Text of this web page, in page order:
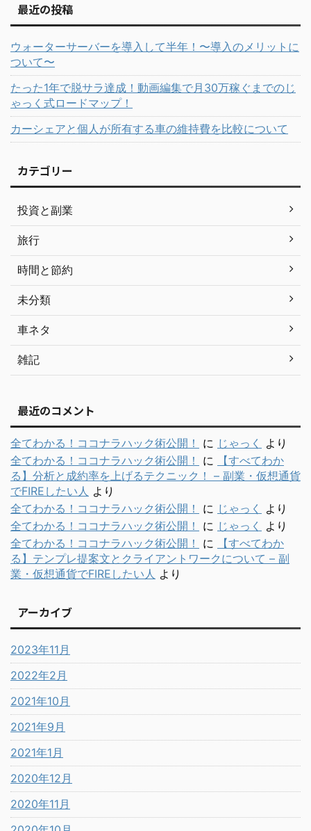
最近の投稿
ウォーターサーバーを導入して半年！〜導入のメリットに
ついて〜
たった1年で脱サラ達成！動画編集で月30万稼ぐまでのじ
ゃっく式ロードマップ！
カーシェアと個人が所有する車の維持費を比較について
カテゴリー
投資と副業
旅行
時間と節約
未分類
車ネタ
雑記
最近のコメント
全てわかる！ココナラハック術公開！ に じゃっく
より
全てわかる！ココナラハック術公開！
に
【すべてわか
る】分析と成約率を上げるテクニック！ – 副業・仮想通貨
でFIREしたい人 より
全てわかる！ココナラハック術公開！
に じゃっく
より
全てわかる！ココナラハック術公開！
に じゃっく
より
全てわかる！ココナラハック術公開！
に
【すべてわか
る】テンプレ提案文とクライアントワークについて – 副
業・仮想通貨でFIREしたい人 より
アーカイブ
2023年11月
2022年2月
2021年10月
2021年9月
2021年1月
2020年12月
2020年11月